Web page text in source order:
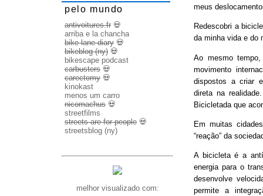
meus
Redescobri a
da minha vida e do
Ao mesmo
movimento
dispostos a criar
direta na
Bicicletada que
Em muitas
“reação” da
A bicicleta é a
energia para o
desenvolve
permite a
pelo mundo
antivoitures.fr 💀
arriba e la chancha
bike lane diary 💀
bikeblog (ny) 💀
bikescape podcast
carbusters 💀
carectomy 💀
kinokast
menos um carro
nicomachus 💀
streetfilms
streets are for people 💀
streetsblog (ny)
melhor visualizado com: